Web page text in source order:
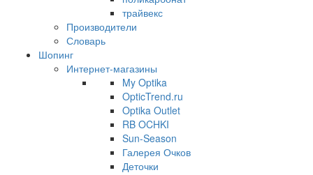
трайвекс
Производители
Словарь
Шопинг
Интернет-магазины
My Optika
OpticTrend.ru
Optika Outlet
RB OCHKI
Sun-Season
Галерея Очков
Деточки